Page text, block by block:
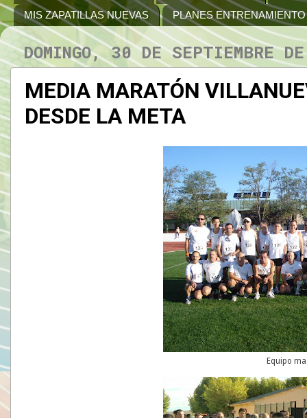
MIS ZAPATILLAS NUEVAS
PLANES ENTRENAMIENTO
DOMINGO, 30 DE SEPTIEMBRE
MEDIA MARATÓN
DESDE LA META
Equipo